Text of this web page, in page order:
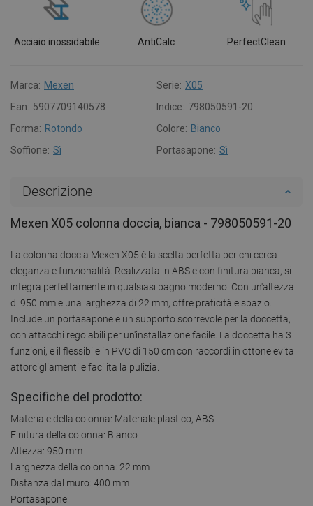
Acciaio inossidabile AntiCalc PerfectClean
Marca: Mexen Serie: X05
Ean: 5907709140578 Indice: 798050591-20
Forma: Rotondo Colore: Bianco
Soffione: Sì Portasapone: Sì
Descrizione
Mexen X05 colonna doccia, bianca - 798050591-20
La colonna doccia Mexen X05 è la scelta perfetta per chi cerca
eleganza e funzionalità. Realizzata in ABS e con finitura bianca, si
integra perfettamente in qualsiasi bagno moderno. Con un'altezza
di 950 mm e una larghezza di 22 mm, offre praticità e spazio.
Include un portasapone e un supporto scorrevole per la doccetta,
con attacchi regolabili per un'installazione facile. La doccetta ha 3
funzioni, e il flessibile in PVC di 150 cm con raccordi in ottone evita
attorcigliamenti e facilita la pulizia.
Specifiche del prodotto:
Materiale della colonna: Materiale plastico, ABS
Finitura della colonna: Bianco
Altezza: 950 mm
Larghezza della colonna: 22 mm
Distanza dal muro: 400 mm
Portasapone